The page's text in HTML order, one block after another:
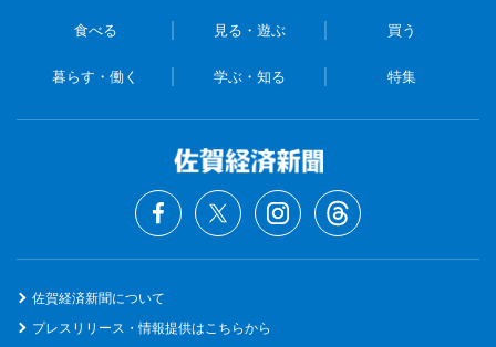
食べる 見る・遊ぶ 買う
暮らす・働く 学ぶ・知る 特集
佐賀経済新聞について
プレスリリース・情報提供はこちらから